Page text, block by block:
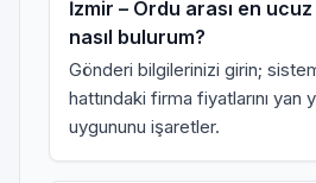
İzmir – Ordu arası en ucuz
nasıl bulurum?
Gönderi bilgilerinizi girin;
hattındaki firma fiyatlarını yan
uygununu işaretler.